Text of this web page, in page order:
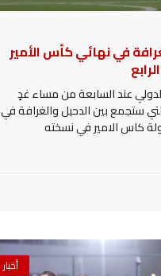
في نهائي كأس الأمير
عند السابعة من مساء غدٍ
ستجمع بين الدحيل والغرافة في
كاس الامير في نسخته
أخبار